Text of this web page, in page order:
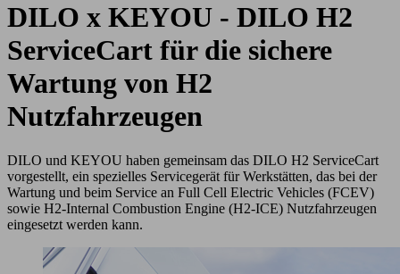
DILO x KEYOU - DILO H2
ServiceCart für die sichere
Wartung von H2
Nutzfahrzeugen
DILO und KEYOU haben gemeinsam das DILO H2 ServiceCart
vorgestellt, ein spezielles Servicegerät für Werkstätten, das bei der
Wartung und beim Service an Full Cell Electric Vehicles (FCEV)
sowie H2-Internal Combustion Engine (H2-ICE) Nutzfahrzeugen
eingesetzt werden kann.